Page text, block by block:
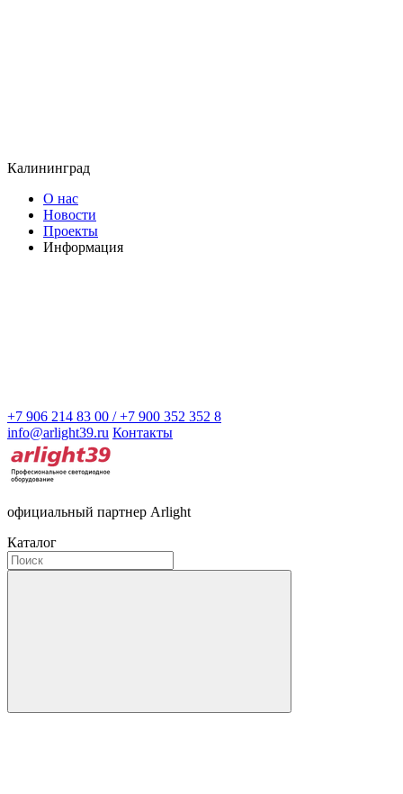
Калининград
О нас
Новости
Проекты
Информация
+7 906 214 83 00 / +7 900 352 352 8
info@arlight39.ru Контакты
официальный партнер Arlight
Каталог